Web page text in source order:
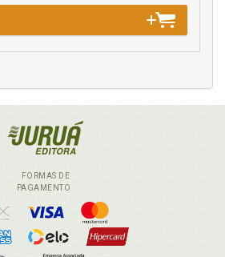
FORMAS DE
PAGAMENTO